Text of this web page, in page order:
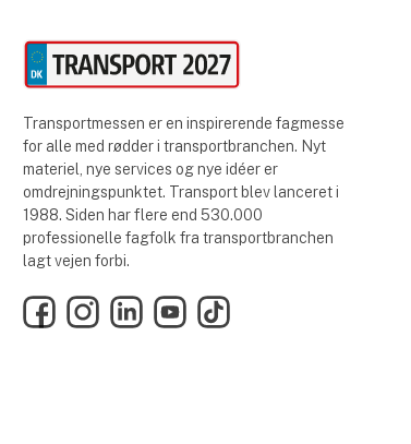
Transportmessen er en inspirerende fagmesse
for alle med rødder i transportbranchen. Nyt
materiel, nye services og nye idéer er
omdrejningspunktet. Transport blev lanceret i
1988. Siden har flere end 530.000
professionelle fagfolk fra transportbranchen
lagt vejen forbi.
FacebookInstagramLinkedInYouTubeTikTok